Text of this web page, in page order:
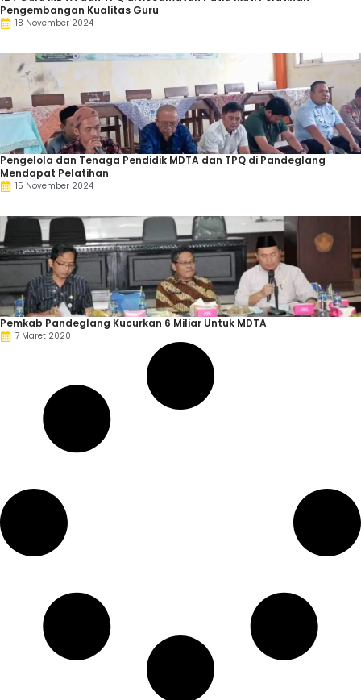
Pengembangan Kualitas Guru
18 November 2024
Pengelola dan Tenaga Pendidik MDTA dan TPQ di Pandeglang
Mendapat Pelatihan
15 November 2024
Pemkab Pandeglang Kucurkan 6 Miliar Untuk MDTA
7 Maret 2020